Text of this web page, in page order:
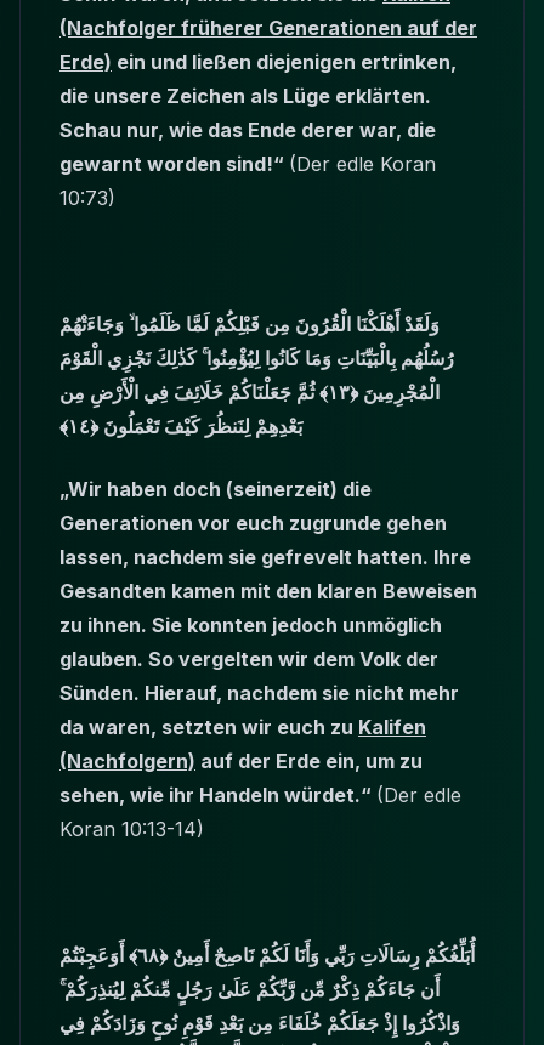
(Nachfolger früherer Generationen auf der
Erde) ein und ließen diejenigen ertrinken,
die unsere Zeichen als Lüge erklärten.
Schau nur, wie das Ende derer war, die
gewarnt worden sind!“ (Der edle Koran
10:73)
وَلَقَدْ أَهْلَكْنَا الْقُرُونَ مِن قَبْلِكُمْ لَمَّا ظَلَمُوا ۙ وَجَاءَتْهُمْ
رُسُلُهُم بِالْبَيِّنَاتِ وَمَا كَانُوا لِيُؤْمِنُوا ۚ كَذَٰلِكَ نَجْزِي الْقَوْمَ
الْمُجْرِمِينَ ﴿١٣﴾ ثُمَّ جَعَلْنَاكُمْ خَلَائِفَ فِي الْأَرْضِ مِن
بَعْدِهِمْ لِنَنظُرَ كَيْفَ تَعْمَلُونَ ﴿١٤﴾
„Wir haben doch (seinerzeit) die
Generationen vor euch zugrunde gehen
lassen, nachdem sie gefrevelt hatten. Ihre
Gesandten kamen mit den klaren Beweisen
zu ihnen. Sie konnten jedoch unmöglich
glauben. So vergelten wir dem Volk der
Sünden. Hierauf, nachdem sie nicht mehr
da waren, setzten wir euch zu Kalifen
(Nachfolgern) auf der Erde ein, um zu
sehen, wie ihr Handeln würdet.“ (Der edle
Koran 10:13-14)
أُبَلِّغُكُمْ رِسَالَاتِ رَبِّي وَأَنَا لَكُمْ نَاصِحٌ أَمِينٌ ﴿٦٨﴾ أَوَعَجِبْتُمْ
أَن جَاءَكُمْ ذِكْرٌ مِّن رَّبِّكُمْ عَلَىٰ رَجُلٍ مِّنكُمْ لِيُنذِرَكُمْ ۚ
وَاذْكُرُوا إِذْ جَعَلَكُمْ خُلَفَاءَ مِن بَعْدِ قَوْمِ نُوحٍ وَزَادَكُمْ فِي